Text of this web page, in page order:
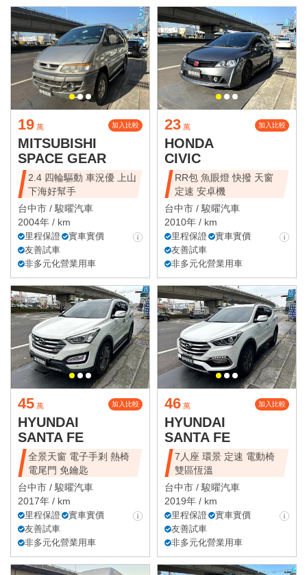
19 萬 加入比較
MITSUBISHI
SPACE GEAR
2.4 四輪驅動 車況優 上山
下海好幫手
台中市 /駿曜汽車
2004年 / km
里程保證
實車實價
友善試車
非多元化營業用車
23 萬 加入比較
HONDA
CIVIC
RR包 魚眼燈 快撥 天窗
定速 安卓機
台中市 /駿曜汽車
2010年 / km
里程保證
實車實價
友善試車
非多元化營業用車
45 萬 加入比較
HYUNDAI
SANTA FE
全景天窗 電子手剎 熱椅
電尾門 免鑰匙
台中市 /駿曜汽車
2017年 / km
里程保證
實車實價
友善試車
非多元化營業用車
46 萬 加入比較
HYUNDAI
SANTA FE
7人座 環景 定速 電動椅
雙區恆溫
台中市 /駿曜汽車
2019年 / km
里程保證
實車實價
友善試車
非多元化營業用車